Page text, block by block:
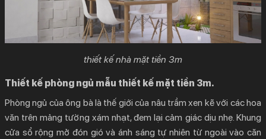
thiết kế nhà mặt tiền 3m
Thiết kế phòng ngủ mẫu thiết kế mặt tiền 3m.
Phòng ngủ của ông bà là thế giới của nâu trầm xen kẽ với các hoa
văn trên mảng tường xám nhạt, đem lại cảm giác dịu nhẹ. Khung
cửa sổ rộng mở đón gió và ánh sáng tự nhiên từ ngoài vào căn